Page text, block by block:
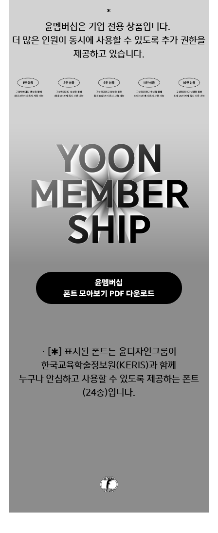
*
윤멤버십은 기업 전용 상품입니다.
더 많은 인원이 동시에 사용할 수 있도록 추가 권한을
제공하고 있습니다.
· [✱] 표시된 폰트는 윤디자인그룹이
한국교육학술정보원(KERIS)과 함께
누구나 안심하고 사용할 수 있도록 제공하는 폰트
(24종)입니다.